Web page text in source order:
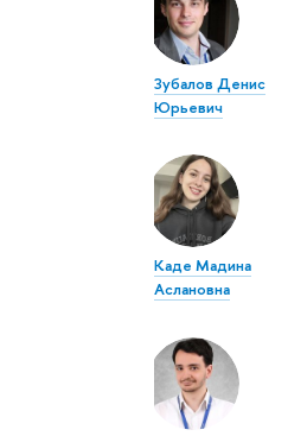
Зубалов Денис
Юрьевич
Каде Мадина
Аслановна